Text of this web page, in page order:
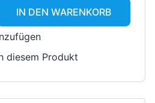
IN DEN WARENKORB
diesem Produkt